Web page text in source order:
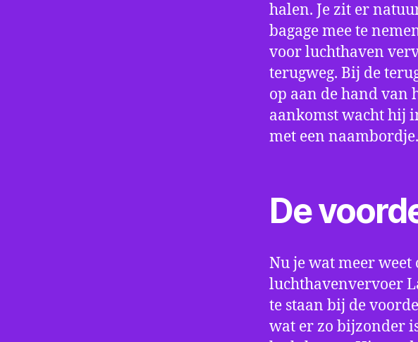
halen. Je zit er
bagage mee te
voor luchthaven
terugweg. Bij de
op aan de hand van
aankomst wacht hij
met een naambordje.
De
Nu je wat meer
luchthavenvervoer
te staan bij de
wat er zo bijzonder